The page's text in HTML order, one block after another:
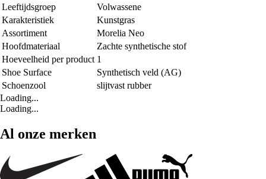
Leeftijdsgroep
Volwassene
Karakteristiek
Kunstgras
Assortiment
Morelia Neo
Hoofdmateriaal
Zachte synthetische stof
Hoeveelheid per product 1
Shoe Surface
Synthetisch veld (AG)
Schoenzool
slijtvast rubber
Loading...
Loading...
Al onze merken